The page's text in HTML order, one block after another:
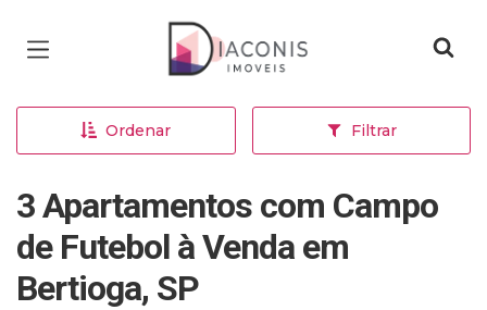
Página inicial
Ordenar Filtrar
3 Apartamentos com Campo
de Futebol à Venda em
Bertioga, SP